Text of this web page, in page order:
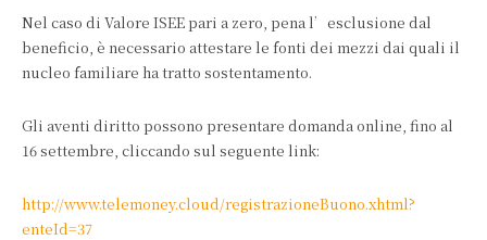
Nel caso di Valore ISEE pari a zero, pena l’esclusione dal
beneficio, è necessario attestare le fonti dei mezzi dai quali il
nucleo familiare ha tratto sostentamento.
Gli aventi diritto possono presentare domanda online, fino al
16 settembre, cliccando sul seguente link:
http://www.telemoney.cloud/registrazioneBuono.xhtml?
enteId=37